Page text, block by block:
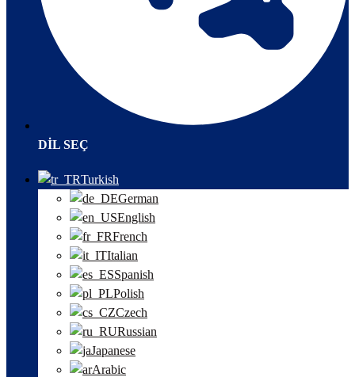
DIL SEÇ
Turkish
German
English
French
Italian
Spanish
Polish
Czech
Russian
Japanese
Arabic